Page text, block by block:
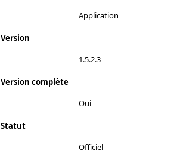
Application
Version
1.5.2.3
Version complète
Oui
Statut
Officiel